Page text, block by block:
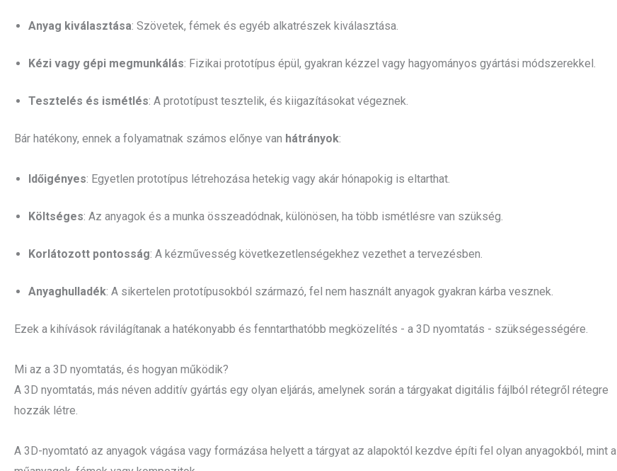
Anyag kiválasztása: Szövetek, fémek és egyéb alkatrészek kiválasztása.
Kézi vagy gépi megmunkálás: Fizikai prototípus épül, gyakran kézzel vagy hagyományos gyártási módszerekkel.
Tesztelés és ismétlés: A prototípust tesztelik, és kiigazításokat végeznek.
Bár hatékony, ennek a folyamatnak számos előnye van hátrányok:
Időigényes: Egyetlen prototípus létrehozása hetekig vagy akár hónapokig is eltarthat.
Költséges: Az anyagok és a munka összeadódnak, különösen, ha több ismétlésre van szükség.
Korlátozott pontosság: A kézművesség következetlenségekhez vezethet a tervezésben.
Anyaghulladék: A sikertelen prototípusokból származó, fel nem használt anyagok gyakran kárba vesznek.
Ezek a kihívások rávilágítanak a hatékonyabb és fenntarthatóbb megközelítés - a 3D nyomtatás - szükségességére.
Mi az a 3D nyomtatás, és hogyan működik?
A 3D nyomtatás, más néven additív gyártás egy olyan eljárás, amelynek során a tárgyakat digitális fájlból rétegről rétegre
hozzák létre.
A 3D-nyomtató az anyagok vágása vagy formázása helyett a tárgyat az alapoktól kezdve építi fel olyan anyagokból, mint a